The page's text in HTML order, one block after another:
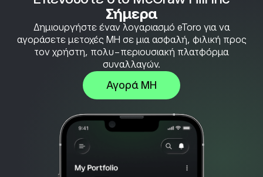
Σήμερα
Δημιουργήστε έναν λογαριασμό eToro για να
αγοράσετε μετοχές MH σε μια ασφαλή, φιλική προς
τον χρήστη, πολυ-περιουσιακή πλατφόρμα
συναλλαγών.
Αγορά MH